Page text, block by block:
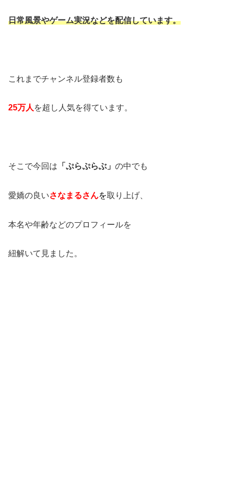
日常風景やゲーム実況などを配信しています。
これまでチャンネル登録者数も
25万人を超し人気を得ています。
そこで今回は 「ぷらぷらぶ」 の中でも
愛嬌の良いさなまるさんを取り上げ、
本名や年齢などのプロフィールを
紐解いて見ました。